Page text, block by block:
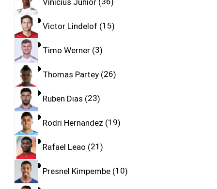
Victor Lindelof 15
Timo Werner 3
Thomas Partey 26
Ruben Dias 23
Rodri Hernandez 19
Rafael Leao 21
Presnel Kimpembe 10